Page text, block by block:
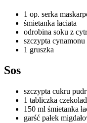
1 op. serka
śmietanka łaciata
odrobina soku z
szczypta cynamonu
1 gruszka
Sos
szczypta cukru
1 tabliczka
150 ml śmietanka
garść pałek